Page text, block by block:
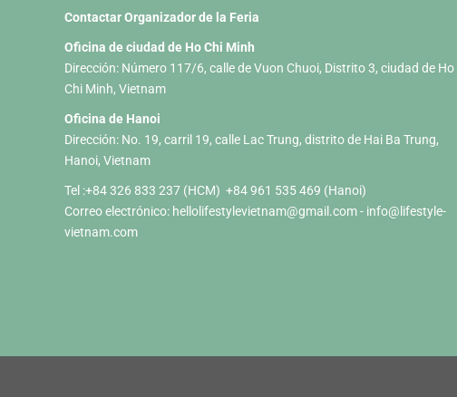
Contactar Organizador de la Feria
Oficina de ciudad de Ho Chi Minh
Dirección: Número 117/6, calle de Vuon Chuoi, Distrito 3, ciudad de Ho
Chi Minh, Vietnam
Oficina de Hanoi
Dirección: No. 19, carril 19, calle Lac Trung, distrito de Hai Ba Trung,
Hanoi, Vietnam
Tel :+84 326 833 237 (HCM) +84 961 535 469 (Hanoi)
Correo electrónico: hellolifestylevietnam@gmail.com- info@lifestyle-
vietnam.com